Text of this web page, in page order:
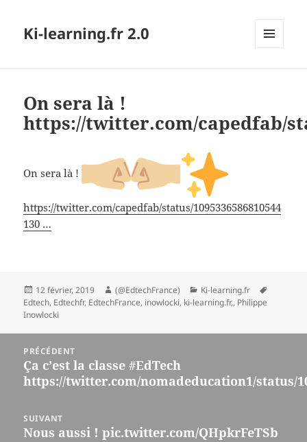
Ki-learning.fr 2.0
On sera là !
https://twitter.com/capedfab/
On sera là !
https://twitter.com/capedfab/status/1095336586810544
130 …
Publié
le
12 février, 2019 Auteur
(@EdtechFrance) Catégories
Ki-learning.fr
Edtech, Edtechfr, EdtechFrance, inowlocki, ki-learning.fr,, Philippe
Inowlocki
l’article
PRÉCÉDENT
Article
précédent :
Ça c’est la classe #EdTech
https://twitter.com/nomadeducation1/status/
SUIVANT
Article
Nous aussi ! pic.twitter.com/QHpkrFeTSb